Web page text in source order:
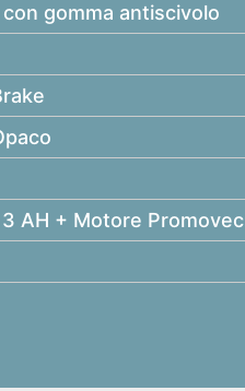
gomma antiscivolo
AH + Motore Promovec